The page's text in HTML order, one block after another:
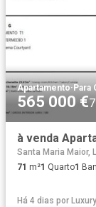
Apartamento· Para
565 000 €
à venda
Santa Maria Maior,
71 m²1 Quarto1
Há 4 dias por